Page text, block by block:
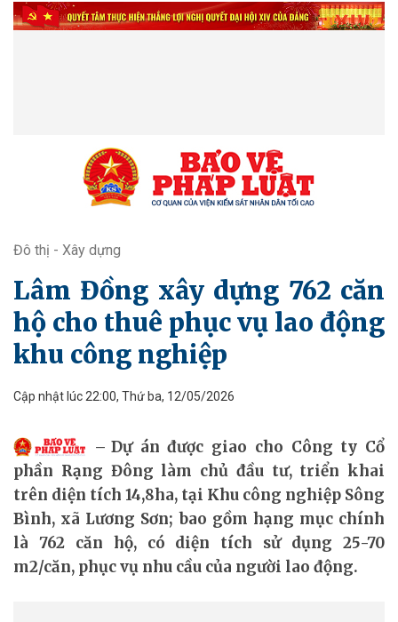
Đô thị - Xây dựng
Lâm Đồng xây dựng 762 căn
hộ cho thuê phục vụ lao động
khu công nghiệp
Cập nhật lúc 22:00, Thứ ba, 12/05/2026
Dự án được giao cho Công ty Cổ
phần Rạng Đông làm chủ đầu tư, triển khai
trên diện tích 14,8ha, tại Khu công nghiệp Sông
Bình, xã Lương Sơn; bao gồm hạng mục chính
là 762 căn hộ, có diện tích sử dụng 25-70
m2/căn, phục vụ nhu cầu của người lao động.